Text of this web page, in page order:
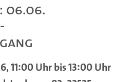
06.06.
11:00 Uhr bis 13:00 Uhr